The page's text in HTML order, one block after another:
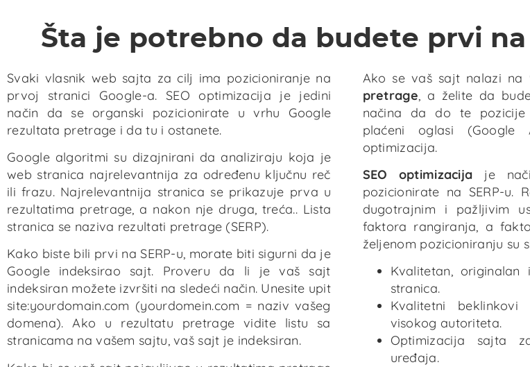
Šta je potrebno da budete prvi na
Svaki vlasnik web sajta za cilj ima pozicioniranje na
prvoj stranici Google-a. SEO optimizacija je jedini
način da se organski pozicionirate u vrhu Google
rezultata pretrage i da tu i ostanete.
Google algoritmi su dizajnirani da analiziraju koja je
web stranica najrelevantnija za određenu ključnu reč
ili frazu. Najrelevantnija stranica se prikazuje prva u
rezultatima pretrage, a nakon nje druga, treća.. Lista
stranica se naziva rezultati pretrage (SERP).
Kako biste bili prvi na SERP-u, morate biti sigurni da je
Google indeksirao sajt. Proveru da li je vaš sajt
indeksiran možete izvršiti na sledeći način. Unesite upit
site:yourdomain.com (yourdomein.com = naziv vašeg
domena). Ako u rezultatu pretrage vidite listu sa
stranicama na vašem sajtu, vaš sajt je indeksiran.
Ako se vaš sajt nalazi na
pretrage, a želite da
načina da do te pozicije
plaćeni oglasi
optimizacija.
SEO optimizacija je
pozicionirate na SERP-u.
dugotrajnim i pažljivim
faktora rangiranja, a
željenom pozicioniranju su
Kvalitetan,
stranica.
Kvalitetni
visokog autoriteta.
Optimizacija sajta
uređaja.